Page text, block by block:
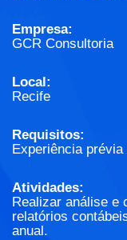
Empresa:
GCR Consultoria
Local:
Recife
Requisitos:
Experiência prévia
Atividades:
Realizar análise e
relatórios
anual.